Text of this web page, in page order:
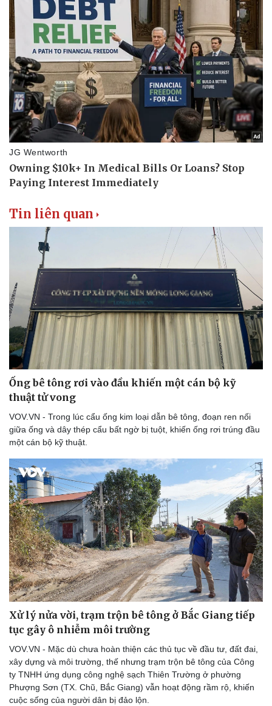
Văn hóa
Sân khấu - Điện ảnh
Văn học
Âm nhạc
Di sản
Giải trí
Nghệ sĩ
Sao Việt
Tin liên quan
Ống bê tông rơi vào đầu khiến một cán bộ kỹ
thuật tử vong
VOV.VN - Trong lúc cẩu ống kim loại dẫn bê tông, đoạn ren nối
giữa ống và dây thép cẩu bất ngờ bị tuột, khiến ống rơi trúng đầu
một cán bộ kỹ thuật.
Xử lý nửa vời, trạm trộn bê tông ở Bắc Giang tiếp
tục gây ô nhiễm môi trường
VOV.VN - Mặc dù chưa hoàn thiện các thủ tục về đầu tư, đất đai,
xây dựng và môi trường, thế nhưng trạm trộn bê tông của Công
ty TNHH ứng dụng công nghệ sạch Thiên Trường ở phường
Phượng Sơn (TX. Chũ, Bắc Giang) vẫn hoạt động rầm rộ, khiến
cuộc sống của người dân bị đảo lộn.